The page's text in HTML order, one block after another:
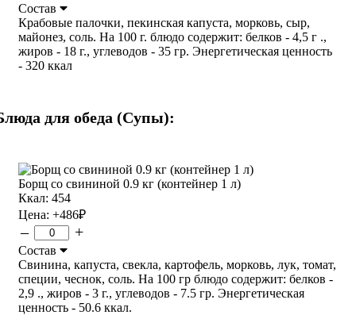
Состав
Крабовые палочки, пекинская капуста, морковь, сыр,
майонез, соль. На 100 г. блюдо содержит: белков - 4,5 г .,
жиров - 18 г., углеводов - 35 гр. Энергетическая ценность
- 320 ккал
для обеда (Супы):
Борщ со свининой 0.9 кг (контейнер 1 л)
Ккал: 454
Цена: +486₽
– +
Состав
Свинина, капуста, свекла, картофель, морковь, лук, томат,
специи, чеснок, соль. На 100 гр блюдо содержит: белков -
2,9 ., жиров - 3 г., углеводов - 7.5 гр. Энергетическая
ценность - 50.6 ккал.